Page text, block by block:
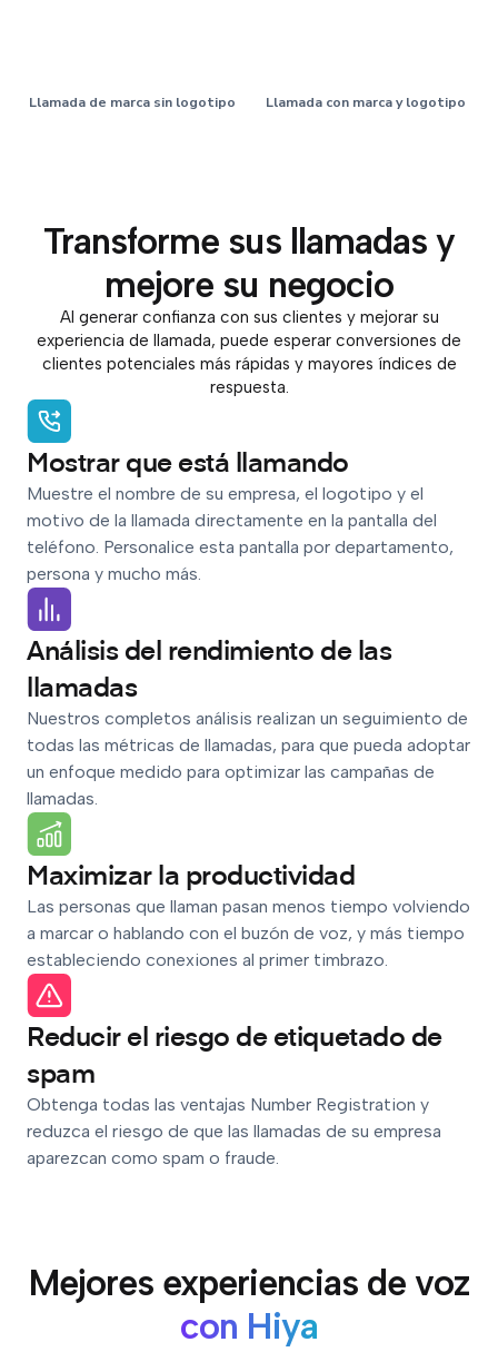
Llamada de marca sin logotipo
Acme Inc
+1 (212) 555-1132
Llamada con marca y logotipo
Acme Inc
+1 (212) 555-1132
Transforme sus llamadas y
mejore su negocio
Al generar confianza con sus clientes y mejorar su
experiencia de llamada, puede esperar conversiones de
clientes potenciales más rápidas y mayores índices de
respuesta.
Mostrar que está llamando
Muestre el nombre de su empresa, el logotipo y el
motivo de la llamada directamente en la pantalla del
teléfono. Personalice esta pantalla por departamento,
persona y mucho más.
Análisis del rendimiento de las
llamadas
Nuestros completos análisis realizan un seguimiento de
todas las métricas de llamadas, para que pueda adoptar
un enfoque medido para optimizar las campañas de
llamadas.
Maximizar la productividad
Las personas que llaman pasan menos tiempo volviendo
a marcar o hablando con el buzón de voz, y más tiempo
estableciendo conexiones al primer timbrazo.
Reducir el riesgo de etiquetado de
spam
Obtenga todas las ventajas Number Registration y
reduzca el riesgo de que las llamadas de su empresa
aparezcan como spam o fraude.
Mejores experiencias de voz
con Hiya